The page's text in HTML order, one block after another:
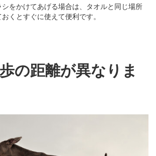
をかけてあげる場合は、タオルと同じ場所
くとすぐに使えて便利です。
の距離が異なりま